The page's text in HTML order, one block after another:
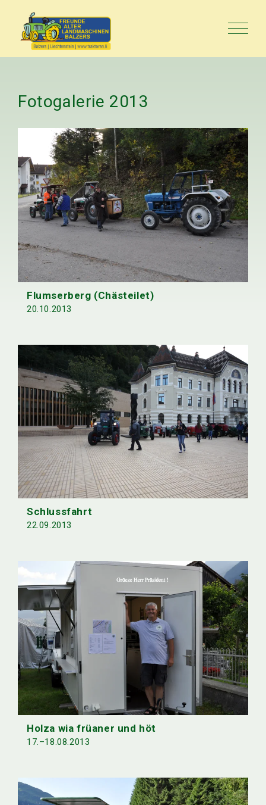
Fotogalerie 2013
Flumserberg (Chästeilet)
20.10.2013
Schlussfahrt
22.09.2013
Holza wia früaner und höt
17.–18.08.2013